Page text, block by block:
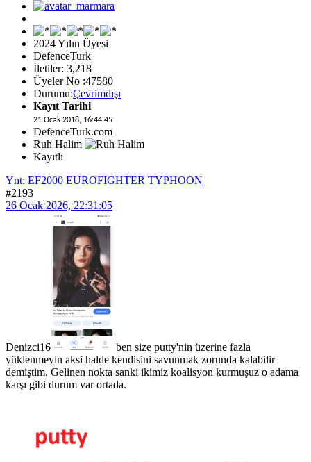
2024 Yılın Üyesi
DefenceTurk
İletiler: 3,218
Üyeler No :47580
Durumu:Çevrimdışı
Kayıt Tarihi
21 Ocak 2018, 16:44:45
DefenceTurk.com
Ruh Halim
Kayıtlı
Ynt: EF2000 EUROFIGHTER TYPHOON
#2193
26 Ocak 2026, 22:31:05
Denizci16
ben size putty'nin üzerine fazla
yüklenmeyin aksi halde kendisini savunmak zorunda kalabilir
demiştim. Gelinen nokta sanki ikimiz koalisyon kurmuşuz o adama
karşı gibi durum var ortada.